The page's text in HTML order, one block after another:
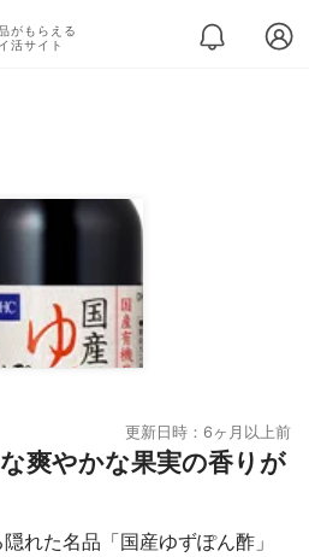
がもらえる
活サイト
更新日時：6ヶ月以上前
爽やかな果実の香りが
れた名品「国産ゆずぽん酢」